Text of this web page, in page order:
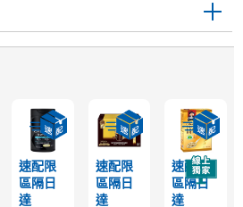
速配限
區隔日
達
速配限
區隔日
達
速配限
區隔日
達